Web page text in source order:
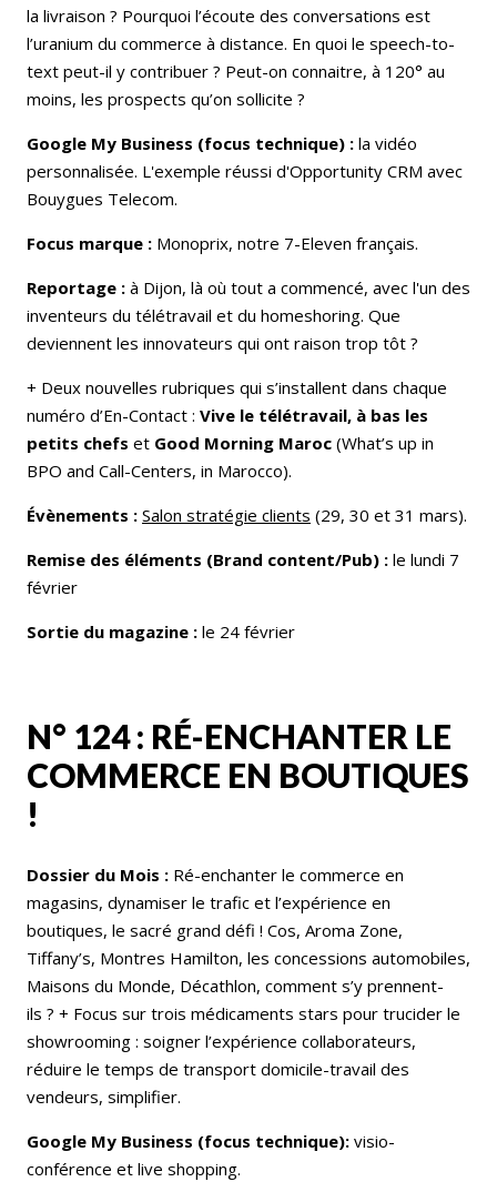
la livraison ? Pourquoi l’écoute des conversations est
l’uranium du commerce à distance. En quoi le speech-to-
text peut-il y contribuer ? Peut-on connaitre, à 120° au
moins, les prospects qu’on sollicite ?
Google My Business (focus technique) : la vidéo
personnalisée. L'exemple réussi d'Opportunity CRM avec
Bouygues Telecom.
Focus marque : Monoprix, notre 7-Eleven français.
Reportage : à Dijon, là où tout a commencé, avec l'un des
inventeurs du télétravail et du homeshoring. Que
deviennent les innovateurs qui ont raison trop tôt ?
+ Deux nouvelles rubriques qui s’installent dans chaque
numéro d’En-Contact : Vive le télétravail, à bas les
petits chefs et Good Morning Maroc (What’s up in
BPO and Call-Centers, in Marocco).
Évènements : Salon stratégie clients (29, 30 et 31 mars).
Remise des éléments (Brand content/Pub) : le lundi 7
février
Sortie du magazine : le 24 février
N° 124 : RÉ-ENCHANTER LE
COMMERCE EN BOUTIQUES
!
Dossier du Mois : Ré-enchanter le commerce en
magasins, dynamiser le trafic et l’expérience en
boutiques, le sacré grand défi ! Cos, Aroma Zone,
Tiffany’s, Montres Hamilton, les concessions automobiles,
Maisons du Monde, Décathlon, comment s’y prennent-
ils ? + Focus sur trois médicaments stars pour trucider le
showrooming : soigner l’expérience collaborateurs,
réduire le temps de transport domicile-travail des
vendeurs, simplifier.
Google My Business (focus technique): visio-
conférence et live shopping.